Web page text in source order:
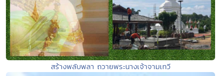
สร้างพลับพลา ถวายพระนางเจ้าจามเทวี